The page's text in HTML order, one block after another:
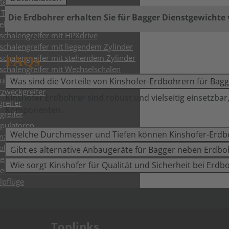
& Steuerungen
& Löffel
mit HPXdrive
mit liegendem Zylinder
mit stehendem Zylinder
mit Wechselschalen
& Sortiergreifer bis 9t
und Baumscheren
Die Erdbohrer erhalten Sie für Bagger Dienstgewichte
FAQs
Was sind die Vorteile von Kinshofer-Erdbohrern für
Kinshofer Erdbohrer sind robust und vielseitig
Komponenten.
Welche Durchmesser und Tiefen können Kinshofer-
Gibt es alternative Anbaugeräte für Bagger neben
Wie sorgt Kinshofer für Qualität und Sicherheit bei